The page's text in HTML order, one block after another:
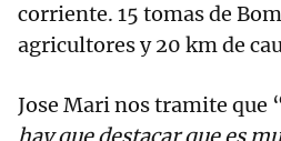
corriente. 15 tomas de
agricultores y 20 km de
Jose Mari nos tramite que